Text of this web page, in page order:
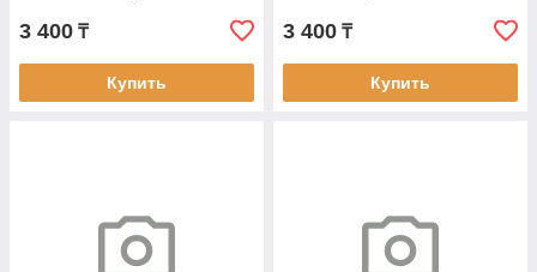
3 400 ₸
Купить
3 400 ₸
Купить